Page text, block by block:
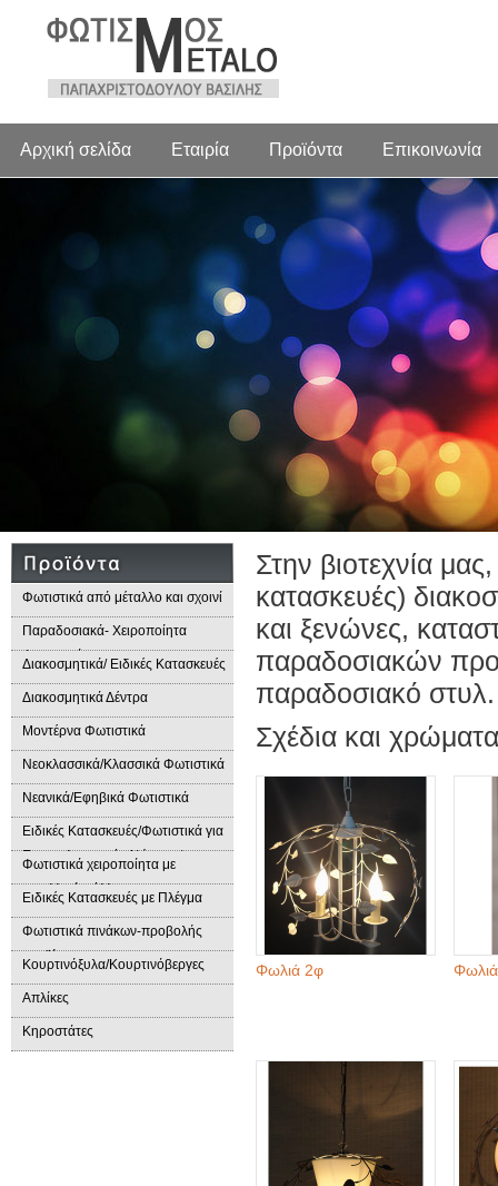
Αρχική σελίδα Εταιρία Προϊόντα Επικοινωνία
Φωτιστικά από μέταλλο και σχοινί
Παραδοσιακά- Χειροποίητα
Φωτιστικά
Διακοσμητικά/ Ειδικές Κατασκευές
Διακοσμητικά Δέντρα
Μοντέρνα Φωτιστικά
Νεοκλασσικά/Κλασσικά Φωτιστικά
Νεανικά/Εφηβικά Φωτιστικά
Ειδικές Κατασκευές/Φωτιστικά για
Επαγγελματικούς Χώρους/
Παραδοσιακά Φωτιστικά
Φωτιστικά χειροποίητα με
μεταλλικά φύλλα
Ειδικές Κατασκευές με Πλέγμα
Φωτιστικά πινάκων-προβολής
προϊόντων
Κουρτινόξυλα/Κουρτινόβεργες
Απλίκες
Κηροστάτες
Στην βιοτεχνία
κατασκευές)
και ξενώνες,
παραδοσιακών
παραδοσιακό στυλ.
Σχέδια και
Φωλιά 2φ